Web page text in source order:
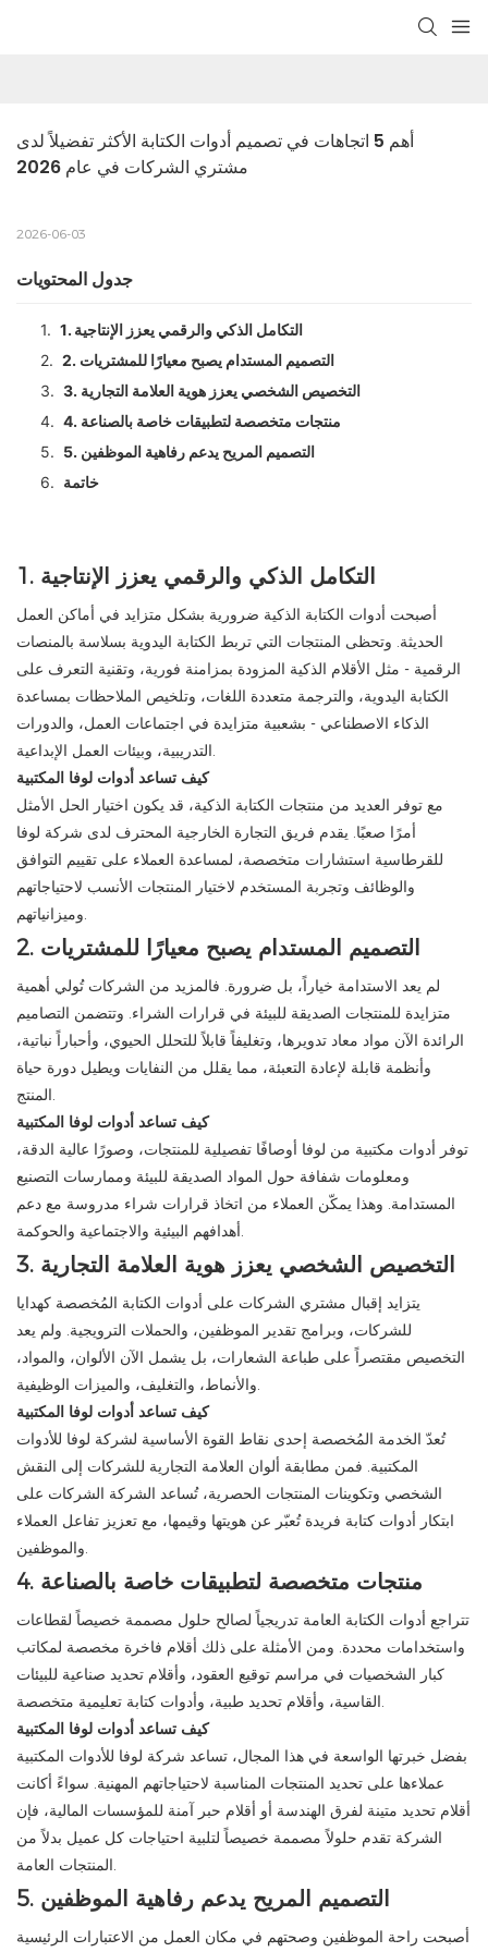
أهم 5 اتجاهات في تصميم أدوات الكتابة الأكثر تفضيلاً لدى
مشتري الشركات في عام 2026
2026-06-03
جدول المحتويات
1.
1. التكامل الذكي والرقمي يعزز الإنتاجية
2.
2. التصميم المستدام يصبح معيارًا للمشتريات
3.
3. التخصيص الشخصي يعزز هوية العلامة التجارية
4.
4. منتجات متخصصة لتطبيقات خاصة بالصناعة
5.
5. التصميم المريح يدعم رفاهية الموظفين
6. خاتمة
1. التكامل الذكي والرقمي يعزز الإنتاجية
أصبحت أدوات الكتابة الذكية ضرورية بشكل متزايد في أماكن العمل
الحديثة. وتحظى المنتجات التي تربط الكتابة اليدوية بسلاسة بالمنصات
الرقمية - مثل الأقلام الذكية المزودة بمزامنة فورية، وتقنية التعرف على
الكتابة اليدوية، والترجمة متعددة اللغات، وتلخيص الملاحظات بمساعدة
الذكاء الاصطناعي - بشعبية متزايدة في اجتماعات العمل، والدورات
التدريبية، وبيئات العمل الإبداعية.
كيف تساعد أدوات لوفا المكتبية
مع توفر العديد من منتجات الكتابة الذكية، قد يكون اختيار الحل الأمثل
أمرًا صعبًا. يقدم فريق التجارة الخارجية المحترف لدى شركة لوفا
للقرطاسية استشارات متخصصة، لمساعدة العملاء على تقييم التوافق
والوظائف وتجربة المستخدم لاختيار المنتجات الأنسب لاحتياجاتهم
وميزانياتهم.
2. التصميم المستدام يصبح معيارًا للمشتريات
لم يعد الاستدامة خياراً، بل ضرورة. فالمزيد من الشركات تُولي أهمية
متزايدة للمنتجات الصديقة للبيئة في قرارات الشراء. وتتضمن التصاميم
الرائدة الآن مواد معاد تدويرها، وتغليفاً قابلاً للتحلل الحيوي، وأحباراً نباتية،
وأنظمة قابلة لإعادة التعبئة، مما يقلل من النفايات ويطيل دورة حياة
المنتج.
كيف تساعد أدوات لوفا المكتبية
توفر أدوات مكتبية من لوفا أوصافًا تفصيلية للمنتجات، وصورًا عالية الدقة،
ومعلومات شفافة حول المواد الصديقة للبيئة وممارسات التصنيع
المستدامة. وهذا يمكّن العملاء من اتخاذ قرارات شراء مدروسة مع دعم
أهدافهم البيئية والاجتماعية والحوكمة.
3. التخصيص الشخصي يعزز هوية العلامة التجارية
يتزايد إقبال مشتري الشركات على أدوات الكتابة المُخصصة كهدايا
للشركات، وبرامج تقدير الموظفين، والحملات الترويجية. ولم يعد
التخصيص مقتصراً على طباعة الشعارات، بل يشمل الآن الألوان، والمواد،
والأنماط، والتغليف، والميزات الوظيفية.
كيف تساعد أدوات لوفا المكتبية
تُعدّ الخدمة المُخصصة إحدى نقاط القوة الأساسية لشركة لوفا للأدوات
المكتبية. فمن مطابقة ألوان العلامة التجارية للشركات إلى النقش
الشخصي وتكوينات المنتجات الحصرية، تُساعد الشركة الشركات على
ابتكار أدوات كتابة فريدة تُعبّر عن هويتها وقيمها، مع تعزيز تفاعل العملاء
والموظفين.
4. منتجات متخصصة لتطبيقات خاصة بالصناعة
تتراجع أدوات الكتابة العامة تدريجياً لصالح حلول مصممة خصيصاً لقطاعات
واستخدامات محددة. ومن الأمثلة على ذلك أقلام فاخرة مخصصة لمكاتب
كبار الشخصيات في مراسم توقيع العقود، وأقلام تحديد صناعية للبيئات
القاسية، وأقلام تحديد طبية، وأدوات كتابة تعليمية متخصصة.
كيف تساعد أدوات لوفا المكتبية
بفضل خبرتها الواسعة في هذا المجال، تساعد شركة لوفا للأدوات المكتبية
عملاءها على تحديد المنتجات المناسبة لاحتياجاتهم المهنية. سواءً أكانت
أقلام تحديد متينة لفرق الهندسة أو أقلام حبر آمنة للمؤسسات المالية، فإن
الشركة تقدم حلولاً مصممة خصيصاً لتلبية احتياجات كل عميل بدلاً من
المنتجات العامة.
5. التصميم المريح يدعم رفاهية الموظفين
أصبحت راحة الموظفين وصحتهم في مكان العمل من الاعتبارات الرئيسية